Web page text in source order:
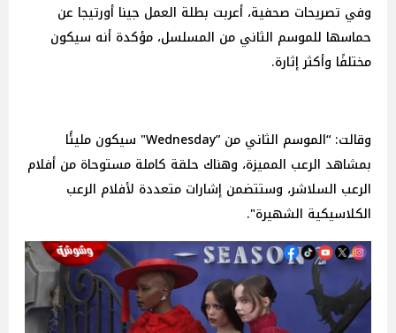
وفي تصريحات صحفية، أعربت بطلة العمل جينا أورتيجا عن
حماسها للموسم الثاني من المسلسل، مؤكدة أنه سيكون
مختلفًا وأكثر إثارة.
وقالت: “الموسم الثاني من ”Wednesday" سيكون مليئًا
بمشاهد الرعب المميزة، وهناك حلقة كاملة مستوحاة من أفلام
الرعب السلاشر، وستتضمن إشارات متعددة لأفلام الرعب
الكلاسيكية الشهيرة".